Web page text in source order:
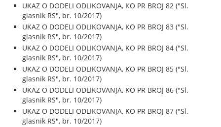
UKAZ O DODELI ODLIKOVANJA, KO PR BROJ 82 ("Sl.
glasnik RS", br. 10/2017)
UKAZ O DODELI ODLIKOVANJA, KO PR BROJ 83 ("Sl.
glasnik RS", br. 10/2017)
UKAZ O DODELI ODLIKOVANJA, KO PR BROJ 84 ("Sl.
glasnik RS", br. 10/2017)
UKAZ O DODELI ODLIKOVANJA, KO PR BROJ 85 ("Sl.
glasnik RS", br. 10/2017)
UKAZ O DODELI ODLIKOVANJA, KO PR BROJ 86 ("Sl.
glasnik RS", br. 10/2017)
UKAZ O DODELI ODLIKOVANJA, KO PR BROJ 87 ("Sl.
glasnik RS", br. 10/2017)